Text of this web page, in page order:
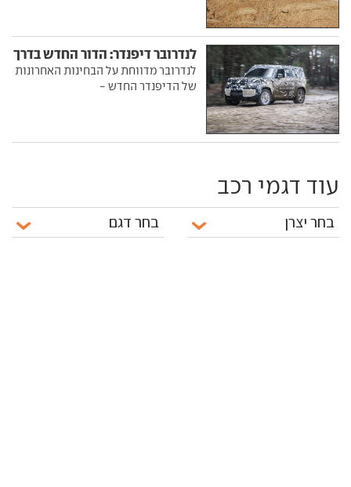
לנדרובר דיפנדר: הדור החדש בדרך
לנדרובר מדווחת על הבחינות האחרונות
של הדיפנדר החדש -
עוד דגמי רכב